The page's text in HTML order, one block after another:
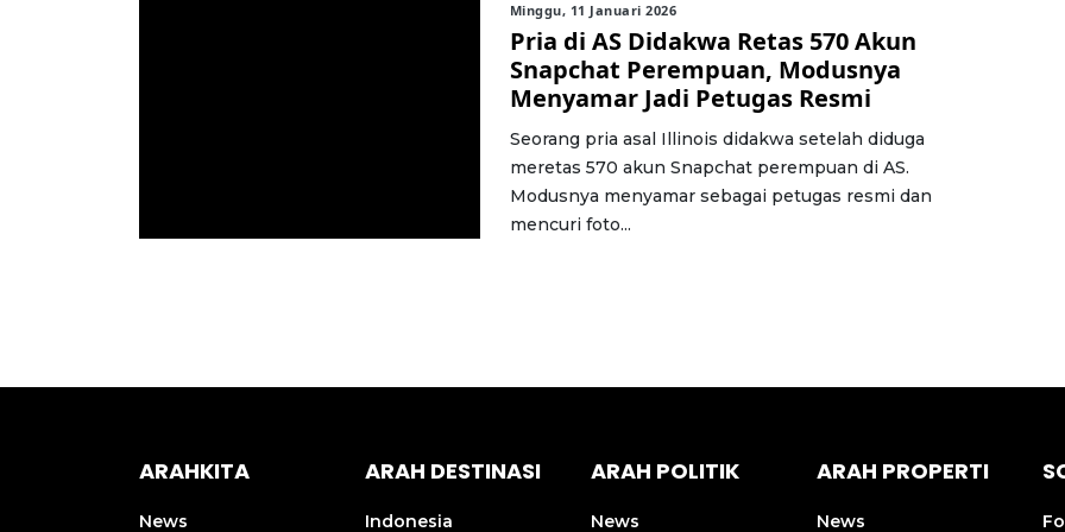
Minggu, 11 Januari 2026
Pria di AS Didakwa Retas 570 Akun
Snapchat Perempuan, Modusnya
Menyamar Jadi Petugas Resmi
Seorang pria asal Illinois didakwa setelah diduga
meretas 570 akun Snapchat perempuan di AS.
Modusnya menyamar sebagai petugas resmi dan
mencuri foto...
ARAHKITA
News
ARAH DESTINASI
Indonesia
ARAH POLITIK
News
ARAH PROPERTI
News